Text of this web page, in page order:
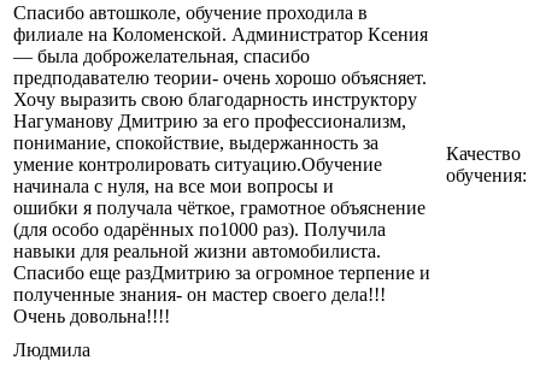
Спасибо автошколе, обучение проходила в
филиале на Коломенской. Администратор Ксения
— была доброжелательная, спасибо
предподавателю теории- очень хорошо объясняет.
Хочу выразить свою благодарность инструктору
Нагуманову Дмитрию за его профессионализм,
понимание, спокойствие, выдержанность за
умение контролировать ситуацию.Обучение
начинала с нуля, на все мои вопросы и
ошибки я получала чёткое, грамотное объяснение
(для особо одарённых по1000 раз). Получила
навыки для реальной жизни автомобилиста.
Спасибо еще разДмитрию за огромное терпение и
полученные знания- он мастер своего дела!!!
Очень довольна!!!!
Качество
обучения:
Людмила